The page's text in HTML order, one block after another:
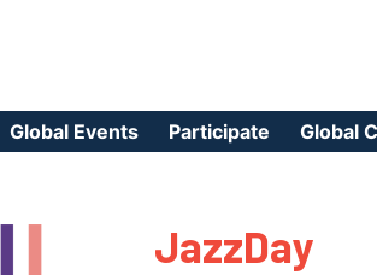
Global Events Participate
How to Participate
Global
JazzDay